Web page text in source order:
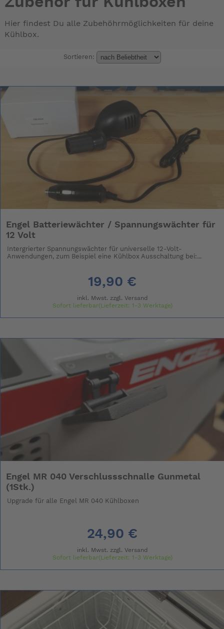
Hier findest Du alle Zubehöhrmöglichkeiten für deine
Kühlbox.
Sortieren:
Engel Batteriewächter / Spannungswächter für
12 Volt
Intergrierter Spannungswächter für universelle 12-Volt-
Anwendungen, zum Beispiel eine Kühlbox Ausschaltung bei:...
19,90 €
inkl. Mwst. zzgl. Versand
Sofort lieferbar(Lieferzeit: 1-3 Werktage)
Engel MR 040 Verschlussschnalle Gunmetal
(1Stk.)
Upgrade für alle Engel MR 040 Kühlboxen
24,90 €
inkl. Mwst. zzgl. Versand
Sofort lieferbar(Lieferzeit: 1-3 Werktage)